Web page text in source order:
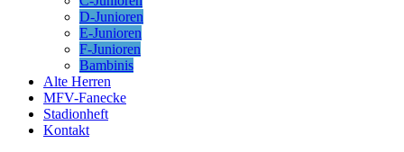
D-Junioren
E-Junioren
F-Junioren
Bambinis
Alte Herren
MFV-Fanecke
Stadionheft
Kontakt